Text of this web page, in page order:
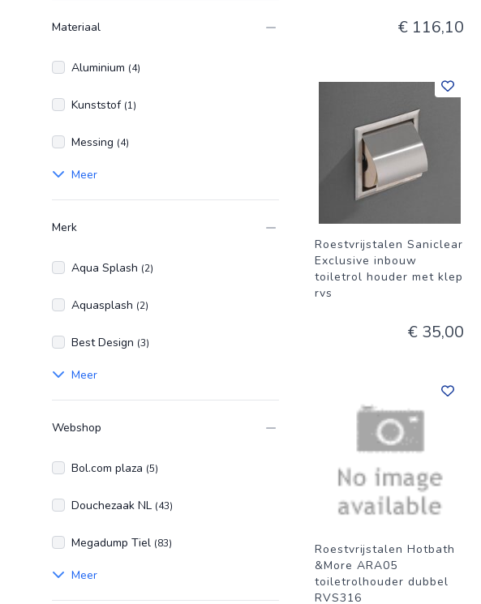
Materiaal
Aluminium (4)
Kunststof (1)
Messing (4)
Meer
Merk
Aqua Splash (2)
Aquasplash (2)
Best Design (3)
Meer
Webshop
Bol.com plaza (5)
Douchezaak NL (43)
Megadump Tiel (83)
Meer
€ 116,10
Roestvrijstalen Saniclear
Exclusive inbouw
toiletrol houder met klep
rvs
€ 35,00
Roestvrijstalen Hotbath
&More ARA05
toiletrolhouder dubbel
RVS316